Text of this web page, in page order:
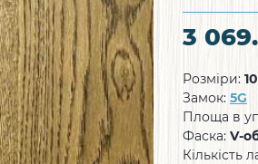
3
Розміри:
Замок: 5G
Площа в
Фаска: V-
Кількість